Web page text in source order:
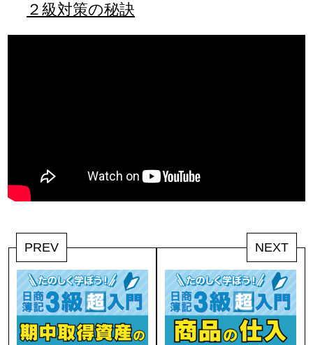
２級対策の秘訣
PREV NEXT